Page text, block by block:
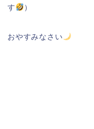
す
）
おやすみなさい